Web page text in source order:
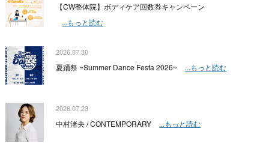
【CW整体院】ボディケア回数券キャンペーン
...もっと読む
2026.07.30
夏踊祭 ~Summer Dance Festa 2026~ ...もっと読む
2026.07.23
中村渚央 / CONTEMPORARY ...もっと読む